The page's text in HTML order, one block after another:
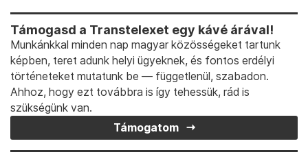
Támogasd a Transtelexet egy kávé árával!
Munkánkkal minden nap magyar közösségeket tartunk
képben, teret adunk helyi ügyeknek, és fontos erdélyi
történeteket mutatunk be — függetlenül, szabadon.
Ahhoz, hogy ezt továbbra is így tehessük, rád is
szükségünk van.
Támogatom